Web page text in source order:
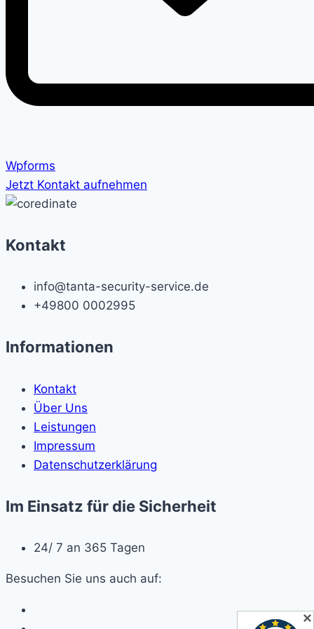
Wpforms
Jetzt Kontakt aufnehmen
Kontakt
info@tanta-security-service.de
+49800 0002995
Informationen
Kontakt
Über Uns
Leistungen
Impressum
Datenschutzerklärung
Im Einsatz für die Sicherheit
24/ 7 an 365 Tagen
Besuchen Sie uns auch auf:
✕